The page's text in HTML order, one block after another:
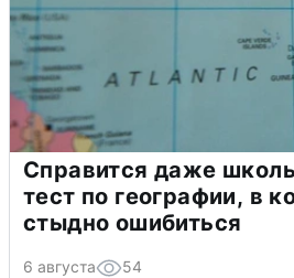
Справится даже
тест по географии, в
стыдно ошибиться
6 августа 54